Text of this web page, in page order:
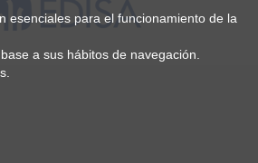
esenciales para el funcionamiento de la
a sus hábitos de navegación.